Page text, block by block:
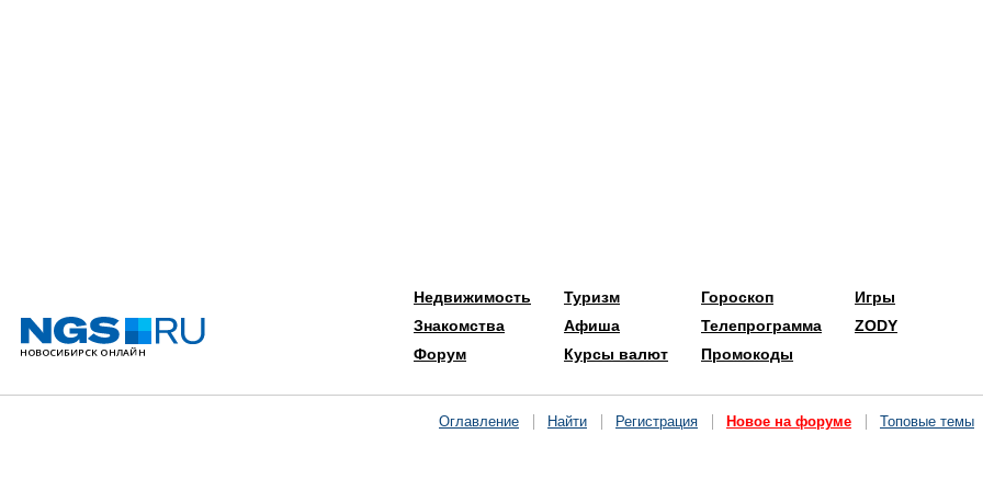
Недвижимость
Знакомства
Форум
Туризм
Афиша
Курсы валют
Гороскоп
Телепрограмма
Промокоды
Игры
ZODY
Оглавление Найти Регистрация Новое на форуме Топовые темы